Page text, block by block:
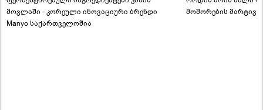
მოვლაში - კორეული ინოვაციური ბრენდი
Manyo საქართველოშია
მოშორების